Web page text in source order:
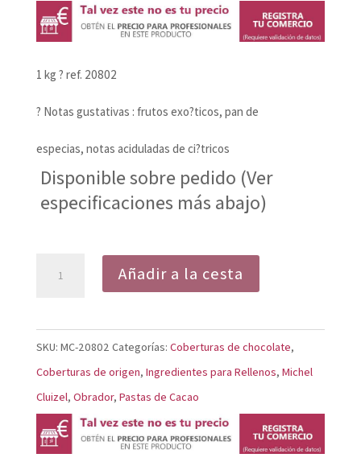
1 kg ? ref. 20802
? Notas gustativas : frutos exo?ticos, pan de
especias, notas aciduladas de ci?tricos
Disponible sobre pedido (Ver
especificaciones más abajo)
Mangaro
cantidad
Añadir a la cesta
SKU: MC-20802 Categorías: Coberturas de chocolate,
Coberturas de origen, Ingredientes para Rellenos, Michel
Cluizel, Obrador, Pastas de Cacao